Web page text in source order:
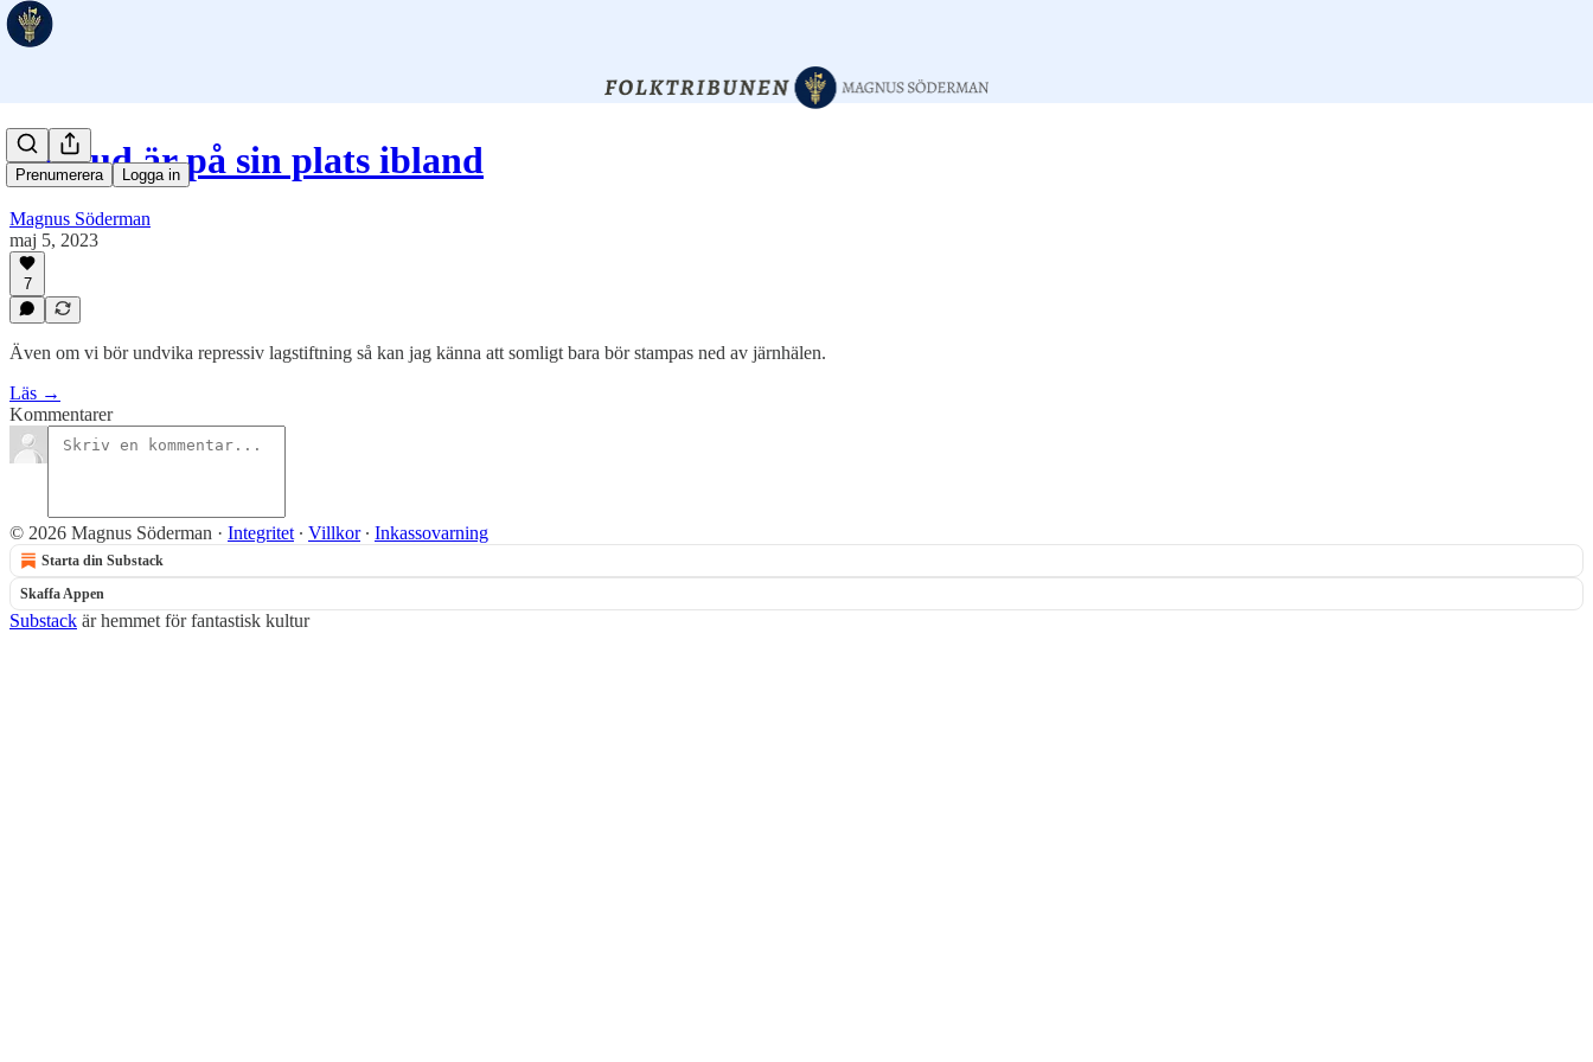
Prenumerera Logga in
Förbud är på sin plats ibland
Magnus Söderman
maj 5, 2023
7
Även om vi bör undvika repressiv lagstiftning så kan jag känna att somligt bara bör stampas ned av järnhälen.
Läs →
Kommentarer
© 2026 Magnus Söderman · Integritet ∙ Villkor∙ Inkassovarning
Starta din Substack
Skaffa Appen
Substack är hemmet för fantastisk kultur